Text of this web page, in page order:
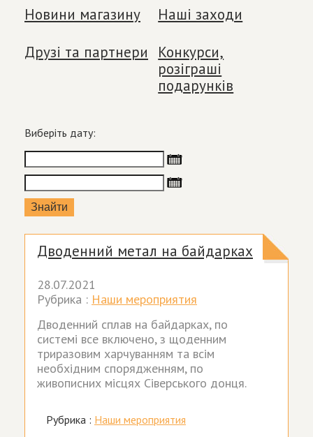
Новини магазину
Наші заходи
Друзі та партнери
Конкурси,
розіграші
подарунків
Виберіть дату:
Дводенний метал на байдарках
28.07.2021
Рубрика : Наши мероприятия
Дводенний сплав на байдарках, по
системі все включено, з щоденним
триразовим харчуванням та всім
необхідним спорядженням, по
живописних місцях Сіверського донця.
Рубрика : Наши мероприятия